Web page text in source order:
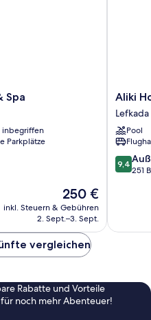
Spa
inbegriffen
Parkplätze
Der
Preis
beträgt
250 €
inkl. Steuern & Gebühren
2. Sept.–3. Sept.
Aliki
Hotel
Lefkada
Aliki
Lefkada
Pool
9.4
von
9,4
251
vergleichen
Rabatte und Vorteile
noch mehr Abenteuer!